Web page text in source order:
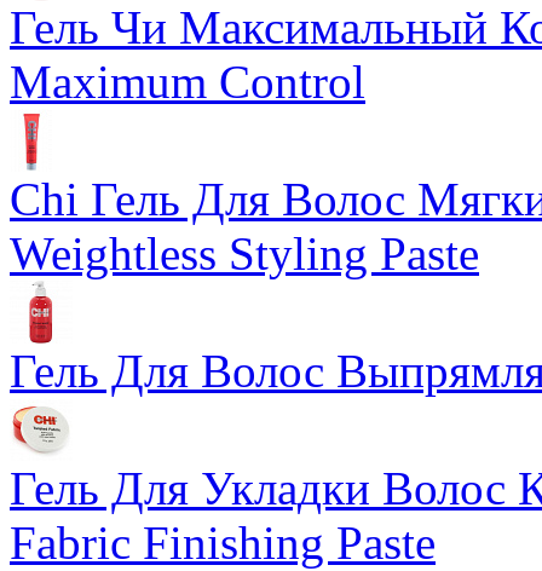
Гель Чи Максимальный
Maximum Control
Chi Гель Для Волос
Weightless Styling Paste
Гель Для Волос
Гель Для Укладки Волос
Fabric Finishing Paste